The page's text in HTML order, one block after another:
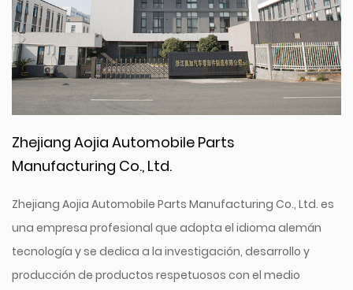
Zhejiang Aojia Automobile Parts
Manufacturing Co., Ltd.
Zhejiang Aojia Automobile Parts Manufacturing Co., Ltd. es
una empresa profesional que adopta el idioma alemán
tecnología y se dedica a la investigación, desarrollo y
producción de productos respetuosos con el medio